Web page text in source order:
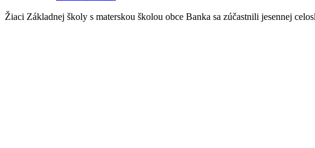
Žiaci Základnej školy s materskou školou obce Banka sa zúčastnili jesennej